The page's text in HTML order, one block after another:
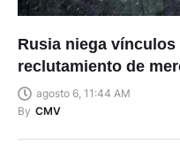
Rusia niega vínculos
reclutamiento de
agosto 6, 11:44 AM
By